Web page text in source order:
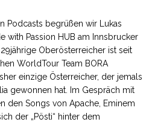
Podcasts begrüßen wir Lukas
with Passion HUB am Innsbrucker
Oberösterreicher ist seit
WorldTour Team BORA
einzige Österreicher, der jemals
gewonnen hat. Im Gespräch mit
den Songs von Apache, Eminem
der „Pösti“ hinter dem